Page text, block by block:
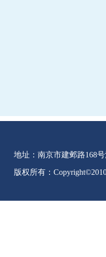
地址：南京市建邺路168
版权所有：